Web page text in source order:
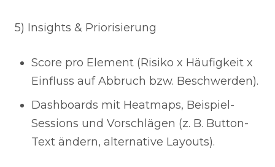
5) Insights & Priorisierung
Score pro Element (Risiko x Häufigkeit x
Einfluss auf Abbruch bzw. Beschwerden).
Dashboards mit Heatmaps, Beispiel-
Sessions und Vorschlägen (z. B. Button-
Text ändern, alternative Layouts).